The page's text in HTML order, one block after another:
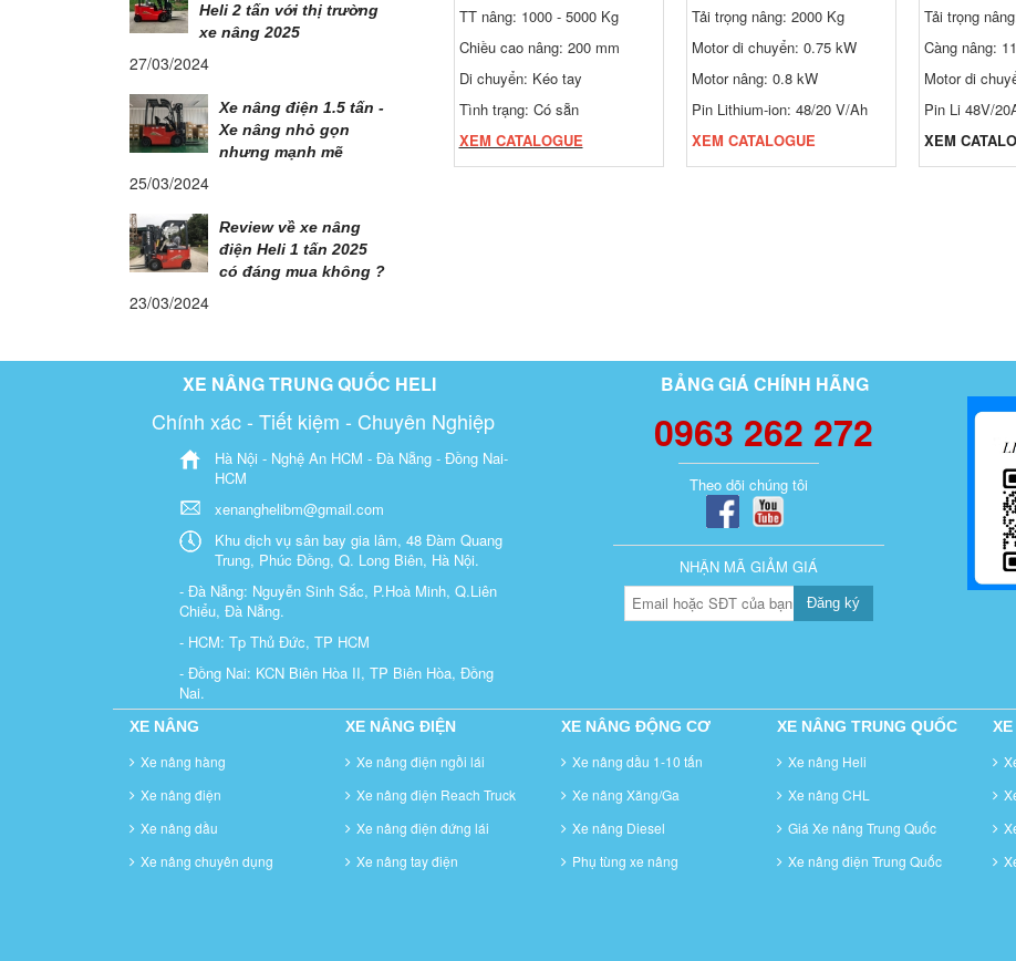
Heli 2 tấn với thị trường
xe nâng 2025
27/03/2024
Xe nâng điện 1.5 tấn -
Xe nâng nhỏ gọn
nhưng mạnh mẽ
25/03/2024
Review về xe nâng
điện Heli 1 tấn 2025
có đáng mua không ?
23/03/2024
TT nâng: 1000 - 5000 Kg
Chiều cao nâng: 200 mm
Di chuyển: Kéo tay
Tình trạng: Có sẵn
XEM CATALOGUE
Tải trọng nâng: 2000 Kg
Motor di chuyển: 0.75 kW
Motor nâng: 0.8 kW
Pin Lithium-ion: 48/20 V/Ah
XEM CATALOGUE
Tải trọng
Càng nâng:
Motor di
Pin Li 48V/
XEM
XE NÂNG TRUNG QUỐC HELI
Chính xác - Tiết kiệm - Chuyên Nghiệp
Hà Nội - Nghệ An HCM - Đà Nẵng - Đồng Nai-
HCM
xenanghelibm@gmail.com
Khu dịch vụ sân bay gia lâm, 48 Đàm Quang
Trung, Phúc Đồng, Q. Long Biên, Hà Nội.
- Đà Nẵng: Nguyễn Sinh Sắc, P.Hoà Minh, Q.Liên
Chiểu, Đà Nẵng.
- HCM: Tp Thủ Đức, TP HCM
- Đồng Nai: KCN Biên Hòa II, TP Biên Hòa, Đồng
Nai.
BẢNG GIÁ CHÍNH HÃNG
0963 262 272
Theo dõi chúng tôi
NHẬN MÃ GIẢM GIÁ
Đăng ký
XE NÂNG
Xe nâng hàng
Xe nâng điện
Xe nâng dầu
Xe nâng chuyên dụng
XE NÂNG ĐIỆN
Xe nâng điện ngồi lái
Xe nâng điện Reach Truck
Xe nâng điện đứng lái
Xe nâng tay điện
XE NÂNG ĐỘNG CƠ
Xe nâng dầu 1-10 tấn
Xe nâng Xăng/Ga
Xe nâng Diesel
Phụ tùng xe nâng
XE NÂNG TRUNG QUỐC
Xe nâng Heli
Xe nâng CHL
Giá Xe nâng Trung Quốc
Xe nâng điện Trung Quốc